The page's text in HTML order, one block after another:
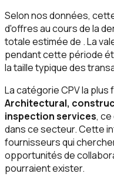
Selon nos données,
d'offres au cours de la
totale estimée de . La
pendant cette période
la taille typique des
La catégorie CPV la
Architectural,
inspection services,
dans ce secteur. Cette
fournisseurs qui
opportunités de
pourraient exister.